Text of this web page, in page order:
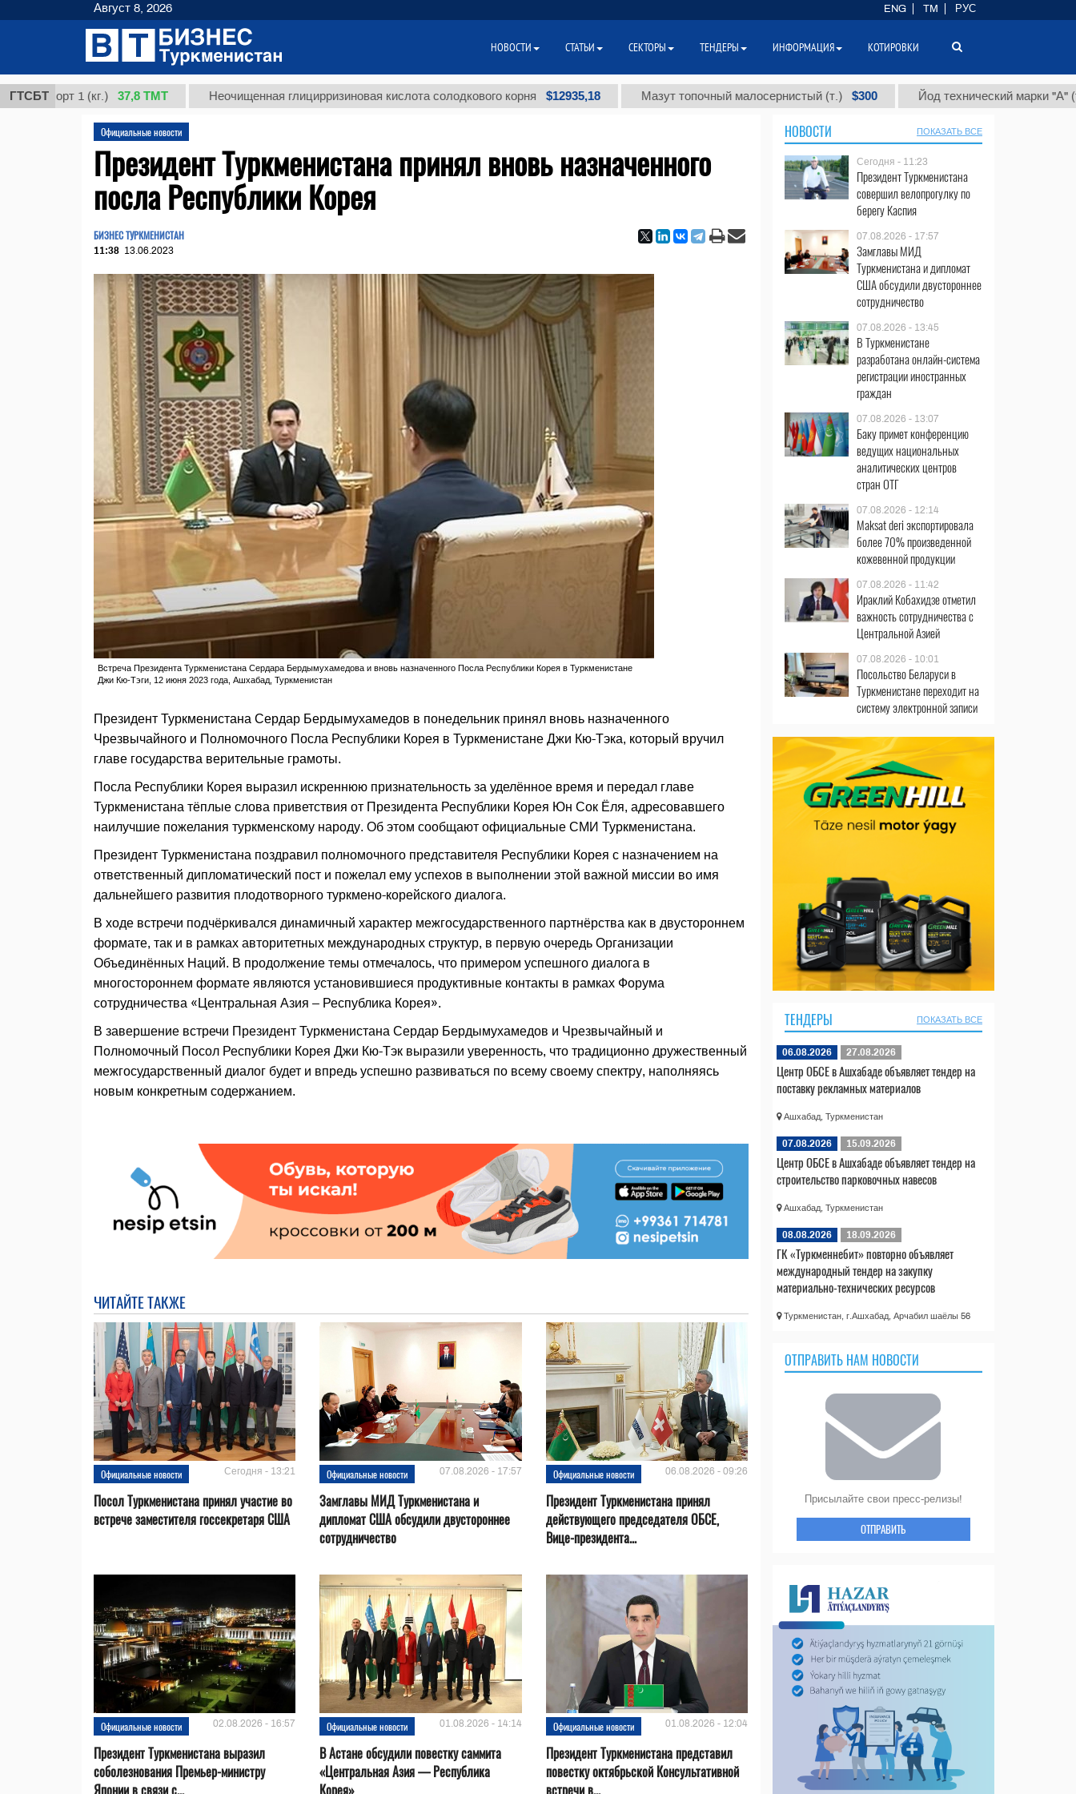
ГТСБТ1 (кг.) 37,8 ТМТ Неочищенная глицирризиновая кислота солодкового корня $12935,18 Мазут топочный малосернистый (т.) $300 Йод технический марки "А" (т.) $86
Официальные новости
Президент Туркменистана принял вновь назначенного
посла Республики Корея
БИЗНЕС ТУРКМЕНИСТАН
11:38 13.06.2023
Встреча Президента Туркменистана Сердара Бердымухамедова и вновь назначенного Посла Республики Корея в Туркменистане
Джи Кю-Тэги, 12 июня 2023 года, Ашхабад, Туркменистан
Президент Туркменистана Сердар Бердымухамедов в понедельник принял вновь назначенного
Чрезвычайного и Полномочного Посла Республики Корея в Туркменистане Джи Кю-Тэка, который вручил
главе государства верительные грамоты.
Посла Республики Корея выразил искреннюю признательность за уделённое время и передал главе
Туркменистана тёплые слова приветствия от Президента Республики Корея Юн Сок Ёля, адресовавшего
наилучшие пожелания туркменскому народу. Об этом сообщают официальные СМИ Туркменистана.
Президент Туркменистана поздравил полномочного представителя Республики Корея с назначением на
ответственный дипломатический пост и пожелал ему успехов в выполнении этой важной миссии во имя
дальнейшего развития плодотворного туркмено-корейского диалога.
В ходе встречи подчёркивался динамичный характер межгосударственного партнёрства как в двустороннем
формате, так и в рамках авторитетных международных структур, в первую очередь Организации
Объединённых Наций. В продолжение темы отмечалось, что примером успешного диалога в
многостороннем формате являются установившиеся продуктивные контакты в рамках Форума
сотрудничества «Центральная Азия – Республика Корея».
В завершение встречи Президент Туркменистана Сердар Бердымухамедов и Чрезвычайный и
Полномочный Посол Республики Корея Джи Кю-Тэк выразили уверенность, что традиционно дружественный
межгосударственный диалог будет и впредь успешно развиваться по всему своему спектру, наполняясь
новым конкретным содержанием.
ЧИТАЙТЕ ТАКЖЕ
Официальные новости Сегодня - 13:21
Посол Туркменистана принял участие во
встрече заместителя госсекретаря США
Официальные новости 07.08.2026 - 17:57
Замглавы МИД Туркменистана и
дипломат США обсудили двустороннее
сотрудничество
Официальные новости 06.08.2026 - 09:26
Президент Туркменистана принял
действующего председателя ОБСЕ,
Вице-президента...
Официальные новости 02.08.2026 - 16:57
Президент Туркменистана выразил
соболезнования Премьер-министру
Официальные новости 01.08.2026 - 14:14
В Астане обсудили повестку саммита
«Центральная Азия — Республика
Официальные новости 01.08.2026 - 12:04
Президент Туркменистана представил
повестку октябрьской Консультативной
НОВОСТИ ПОКАЗАТЬ ВСЕ
Сегодня - 11:23
Президент Туркменистана
совершил велопрогулку по
берегу Каспия
07.08.2026 - 17:57
Замглавы МИД
Туркменистана и дипломат
США обсудили двустороннее
сотрудничество
07.08.2026 - 13:45
В Туркменистане
разработана онлайн-система
регистрации иностранных
граждан
07.08.2026 - 13:07
Баку примет конференцию
ведущих национальных
аналитических центров
стран ОТГ
07.08.2026 - 12:14
Maksat deri экспортировала
более 70% произведенной
кожевенной продукции
07.08.2026 - 11:42
Ираклий Кобахидзе отметил
важность сотрудничества с
Центральной Азией
07.08.2026 - 10:01
Посольство Беларуси в
Туркменистане переходит на
систему электронной записи
ТЕНДЕРЫ ПОКАЗАТЬ ВСЕ
06.08.2026 27.08.2026
Центр ОБСЕ в Ашхабаде объявляет тендер на
поставку рекламных материалов
Ашхабад, Туркменистан
07.08.2026 15.09.2026
Центр ОБСЕ в Ашхабаде объявляет тендер на
строительство парковочных навесов
Ашхабад, Туркменистан
08.08.2026 18.09.2026
ГК «Туркменнебит» повторно объявляет
международный тендер на закупку
материально-технических ресурсов
Туркменистан, г.Ашхабад, Арчабил шаёлы 56
ОТПРАВИТЬ НАМ НОВОСТИ
Присылайте свои пресс-релизы!
ОТПРАВИТЬ
Август 8, 2026 ENG TM РУС
НОВОСТИ СТАТЬИ СЕКТОРЫ ТЕНДЕРЫ ИНФОРМАЦИЯ КОТИРОВКИ